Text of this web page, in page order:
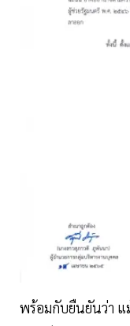
พร้อมกับยืนยันว่า แ